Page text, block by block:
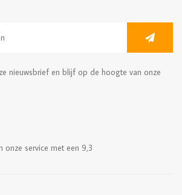
nieuwsbrief en blijf op de hoogte van onze
onze service met een 9,3